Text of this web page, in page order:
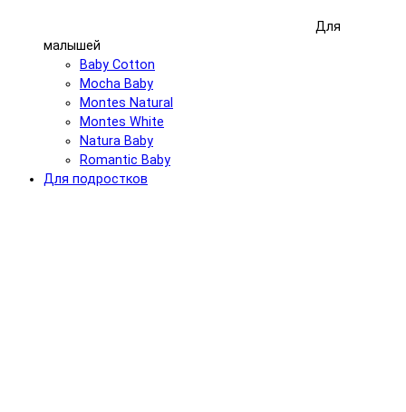
Для
малышей
Baby Cotton
Mocha Baby
Montes Natural
Montes White
Natura Baby
Romantic Baby
Для подростков